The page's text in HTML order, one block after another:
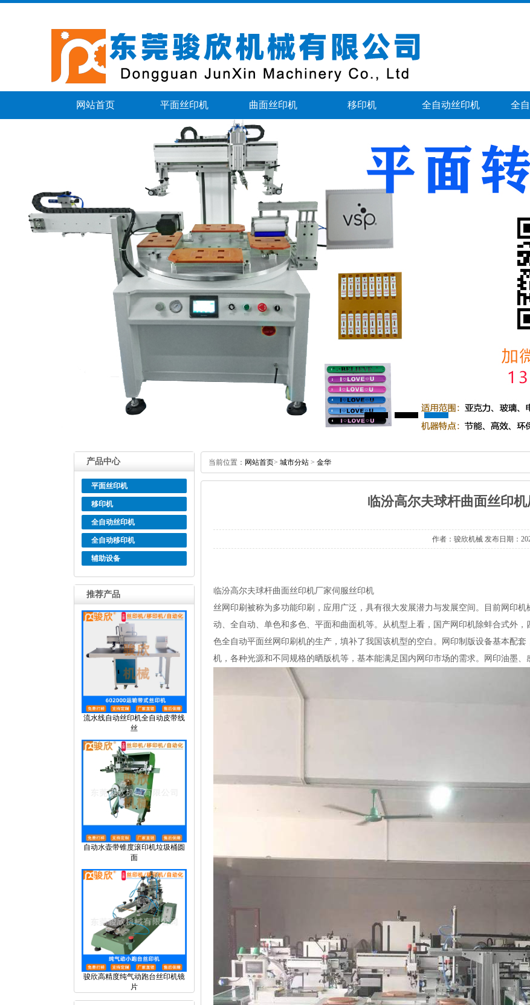
网站首页 平面丝印机 曲面丝印机 移印机 全自动丝印机 全
产品中心
平面丝印机
移印机
全自动丝印机
全自动移印机
辅助设备
推荐产品
流水线自动丝印机全自动皮带线
丝
自动水壶带锥度滚印机垃圾桶圆
面
骏欣高精度纯气动跑台丝印机镜
片
当前位置： 网站首页> 城市分站 > 金华
临汾高尔夫球杆曲面丝印
作者：骏欣机械发布日期：
临汾高尔夫球杆曲面丝印机厂家伺服丝印机
丝网印刷被称为多功能印刷，应用广泛，具有很大发展潜力与发展空间。目前网印
动、全自动、单色和多色、平面和曲面机等。从机型上看，国产网印机除蚌合式外
色全自动平面丝网印刷机的生产，填补了我国该机型的空白。网印制版设备基本配
机，各种光源和不同规格的晒版机等，基本能满足国内网印市场的需求。网印油墨、